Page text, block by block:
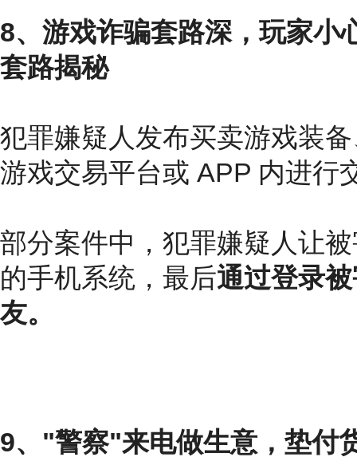
8、游戏诈骗套路深，玩家小
套路揭秘
犯罪嫌疑人发布买卖游戏装
游戏交易平台或 APP 内进行
部分案件中，犯罪嫌疑人让
的手机系统，最后通过登录
友。
9、"警察"来电做生意，垫付